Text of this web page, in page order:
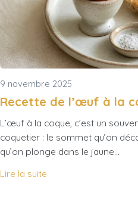
9 novembre 2025
Recette de l’œuf à la
L’œuf à la coque, c’est un
coquetier : le sommet qu’on
qu’on plonge dans le jaune…
Lire la suite